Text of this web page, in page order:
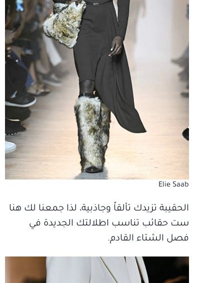
Elie Saab
الحقيبة تزيدك تألقاً وجاذبية، لذا جمعنا لك هنا
ست حقائب تناسب اطلالتك الجديدة في
فصل الشتاء القادم.